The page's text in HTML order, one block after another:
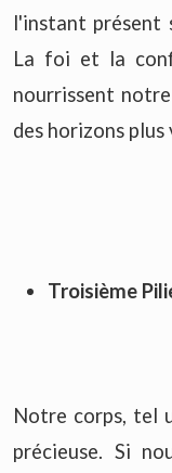
l'instant présent
La foi et la
nourrissent
des horizons plus
Troisième
Notre corps, tel
précieuse. Si